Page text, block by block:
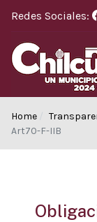
Redes Sociales:
Home
Art70-F-IIB